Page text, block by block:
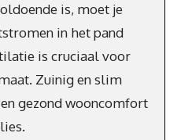
is, moet je
in het pand
is cruciaal voor
Zuinig en slim
gezond wooncomfort